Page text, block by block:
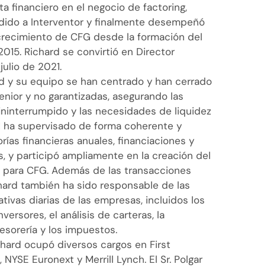
financiero en el negocio de factoring,
a Interventor y finalmente desempeñó
de CFG desde la formación del
Richard se convirtió en Director
de 2021.
y su equipo se han centrado y han cerrado
y no garantizadas, asegurando las
y las necesidades de liquidez
ha supervisado de forma coherente y
financieras anuales, financiaciones y
y participó ampliamente en la creación del
CFG. Además de las transacciones
también ha sido responsable de las
diarias de las empresas, incluidos los
el análisis de carteras, la
y los impuestos.
ocupó diversos cargos en First
Euronext y Merrill Lynch. El Sr. Polgar